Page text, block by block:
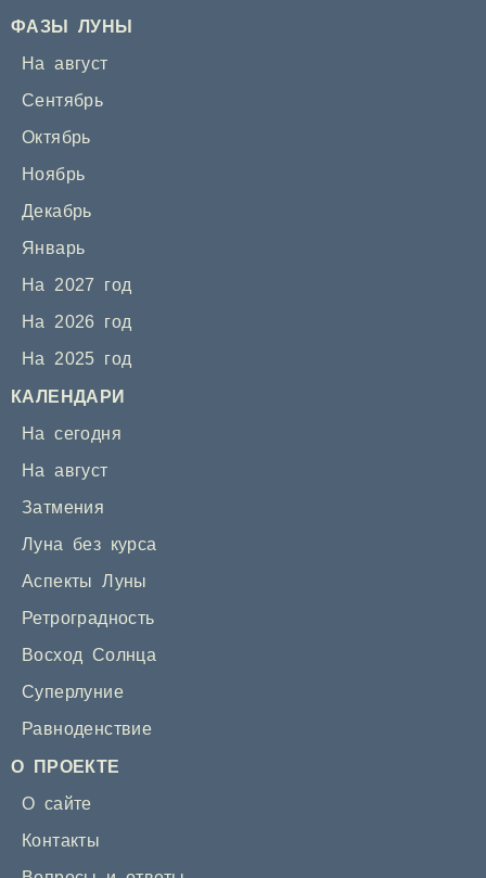
ФАЗЫ ЛУНЫ
На август
Сентябрь
Октябрь
Ноябрь
Декабрь
Январь
На 2027 год
На 2026 год
На 2025 год
КАЛЕНДАРИ
На сегодня
На август
Затмения
Луна без курса
Аспекты Луны
Ретроградность
Восход Солнца
Суперлуние
Равноденствие
О ПРОЕКТЕ
О сайте
Контакты